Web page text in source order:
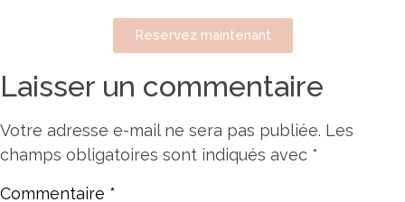
Reservez maintenant
Laisser un commentaire
Votre adresse e-mail ne sera pas publiée. Les
champs obligatoires sont indiqués avec *
Commentaire *